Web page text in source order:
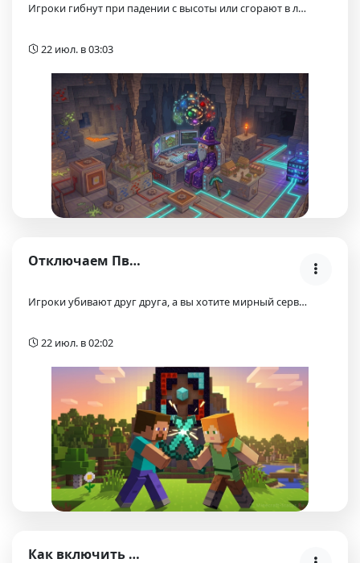
Игроки гибнут при падении с высоты или сгорают в л…
22 июл. в 03:03
Отключаем ПвП на сервере Aternos: запрещаем драки …
Игроки убивают друг друга, а вы хотите мирный серв…
22 июл. в 02:02
Как включить сохранение инвентаря на сервере Atern…